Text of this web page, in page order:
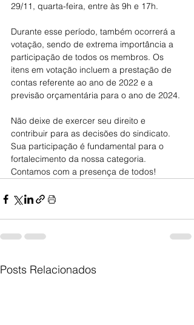
29/11, quarta-feira, entre às 9h e 17h.
Durante esse período, também ocorrerá a
votação, sendo de extrema importância a
participação de todos os membros. Os
itens em votação incluem a prestação de
contas referente ao ano de 2022 e a
previsão orçamentária para o ano de 2024.
Não deixe de exercer seu direito e
contribuir para as decisões do sindicato.
Sua participação é fundamental para o
fortalecimento da nossa categoria.
Contamos com a presença de todos!
Posts Relacionados